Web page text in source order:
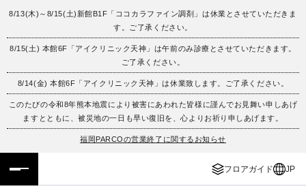
8/13(木)～8/15(土)新館B1F「ココカラファイン調剤」は休業とさせていただきま
す。ご了承ください。
8/15(土) 本館6F「アイクリニック天神」は午前のみ診療とさせていただきます。
ご了承ください。
8/14(金) 本館6F「アイクリニック天神」は休業致します。ご了承ください。
このたびの令和8年熊本地震により被害にあわれた皆様に謹んでお見舞い申しあげ
ますとともに、被災地の一日も早い復旧を、心よりお祈り申しあげます。
福岡PARCOの営業終了に関するお知らせ
フロアガイド JP
フロアガイド
施設案内・アクセス
イベント・ポップアップ
レストラン・カフェ
ENGLISH
繁体字
簡体字
ภาษาไทย